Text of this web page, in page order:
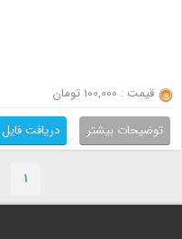
قیمت : 100,000 تومان
توضیحات بیشتر
دریافت فایل
1